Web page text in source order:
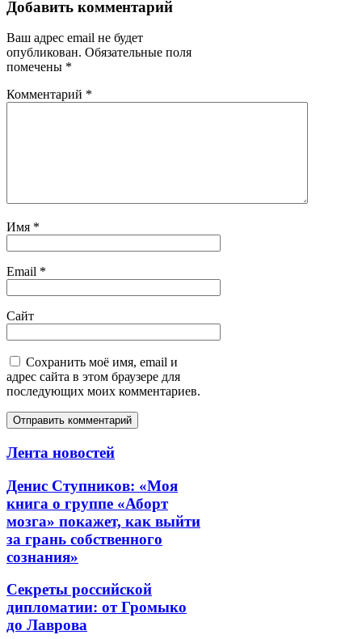
Добавить комментарий
Ваш адрес email не будет
опубликован. Обязательные поля
помечены *
Комментарий *
Имя *
Email *
Сайт
Сохранить моё имя, email и
адрес сайта в этом браузере для
последующих моих комментариев.
Лента новостей
Денис Ступников: «Моя
книга о группе «Аборт
мозга» покажет, как выйти
за грань собственного
сознания»
Секреты российской
дипломатии: от Громыко
до Лаврова